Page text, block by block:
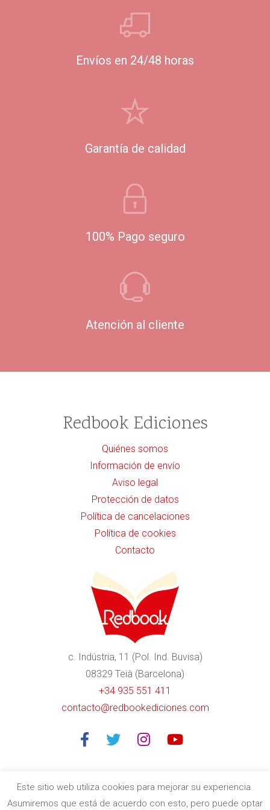
Envíos en 24/48 horas
Garantía de calidad
100% Pago seguro
Atención al cliente
Redbook Ediciones
Quiénes somos
Información de envío
Aviso legal
Protección de datos
Política de cancelaciones
Política de cookies
Contacto
c. Indústria, 11 (Pol. Ind. Buvisa)
08329 Teià (Barcelona)
+34 935 551 411
contacto@redbookediciones.com
Editorial especializada en libros divulgativos de calidad en
Este sitio web utiliza cookies para mejorar su experiencia.
Asumiremos que está de acuerdo con esto, pero puede optar